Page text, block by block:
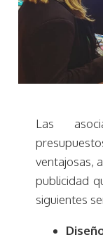
Las
ventajosas,
publicidad
siguientes